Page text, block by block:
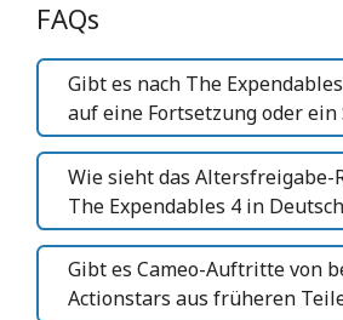
FAQs
Gibt es nach The
auf eine Fortsetzung oder ein
Wie sieht das Altersfreigabe-
The Expendables 4 in
Gibt es Cameo-Auftritte von
Actionstars aus früheren